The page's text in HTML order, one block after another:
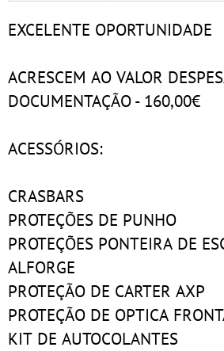
EXCELENTE OPORTUNIDADE
ACRESCEM AO VALOR
DOCUMENTAÇÃO - 160,00€
ACESSÓRIOS:
CRASBARS
PROTEÇÕES DE PUNHO
PROTEÇÕES PONTEIRA DE
ALFORGE
PROTEÇÃO DE CARTER AXP
PROTEÇÃO DE OPTICA
KIT DE AUTOCOLANTES